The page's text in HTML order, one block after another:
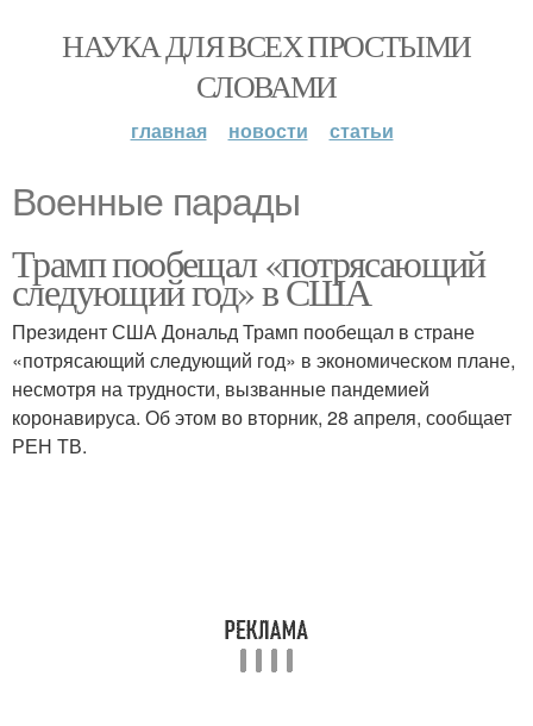
НАУКА ДЛЯ ВСЕХ ПРОСТЫМИ
СЛОВАМИ
главная новости статьи
Военные парады
Трамп пообещал «потрясающий
следующий год» в США
Президент США Дональд Трамп пообещал в стране
«потрясающий следующий год» в экономическом плане,
несмотря на трудности, вызванные пандемией
коронавируса. Об этом во вторник, 28 апреля, сообщает
РЕН ТВ.